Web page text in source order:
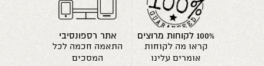
100% לקוחות מרוצים
קראו מה לקוחות
אומרים עלינו
אתר רספונסיבי
התאמה חכמה לכל
המסכים